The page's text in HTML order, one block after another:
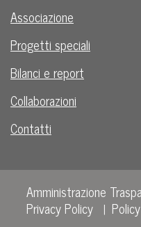
Associazione
Progetti speciali
Bilanci e report
Collaborazioni
Contatti
Amministrazione
Privacy Policy